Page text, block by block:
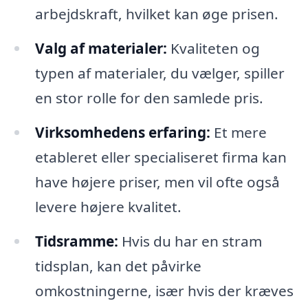
arbejdskraft, hvilket kan øge prisen.
Valg af materialer: Kvaliteten og
typen af materialer, du vælger, spiller
en stor rolle for den samlede pris.
Virksomhedens erfaring: Et mere
etableret eller specialiseret firma kan
have højere priser, men vil ofte også
levere højere kvalitet.
Tidsramme: Hvis du har en stram
tidsplan, kan det påvirke
omkostningerne, især hvis der kræves